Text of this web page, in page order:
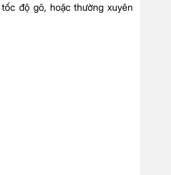
độ gõ, hoặc thường xuyên